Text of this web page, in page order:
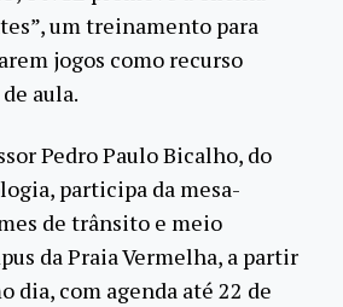
um treinamento para
jogos como recurso
aula.
Pedro Paulo Bicalho, do
participa da mesa-
de trânsito e meio
da Praia Vermelha, a partir
dia, com agenda até 22 de